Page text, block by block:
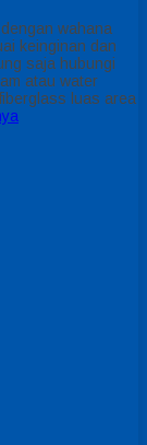
wahana
keinginan dan
saja hubungi
atau water
luas area